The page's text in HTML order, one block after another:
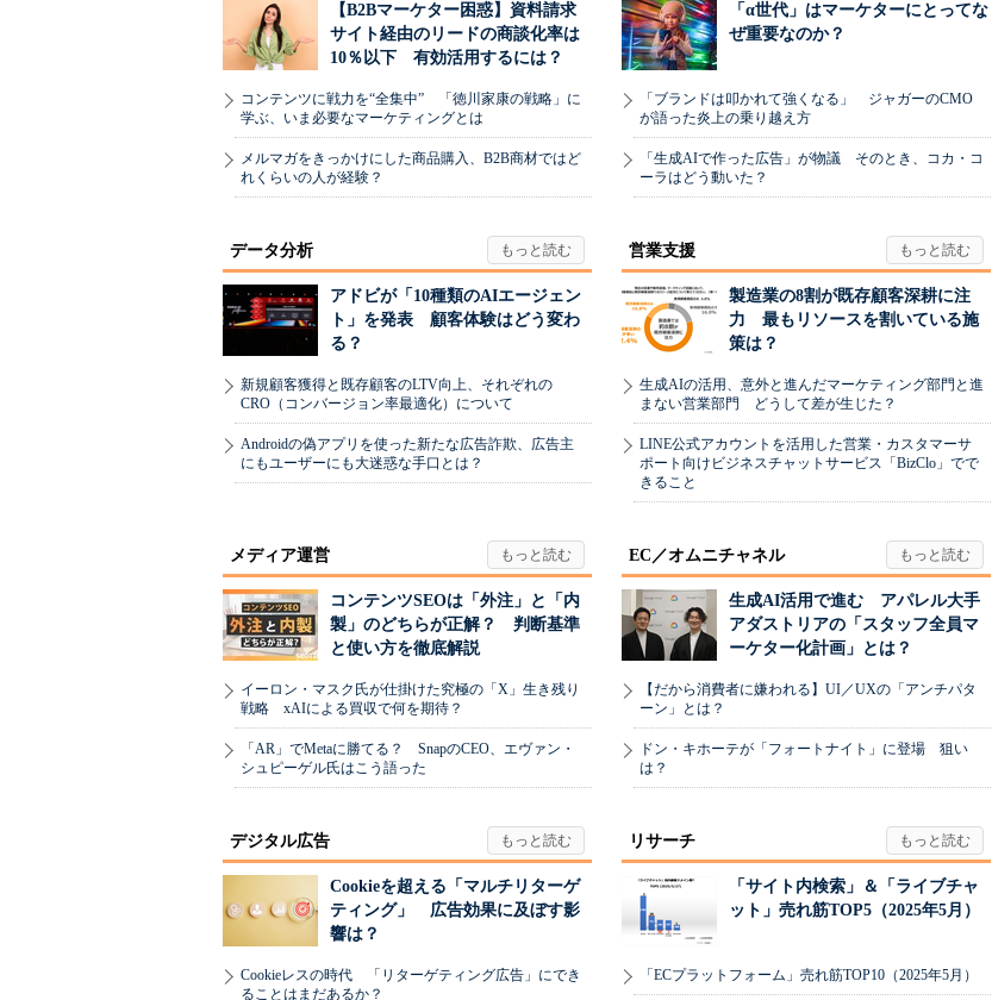
【B2Bマーケター困惑】資料請求
サイト経由のリードの商談化率は
10％以下 有効活用するには？
コンテンツに戦力を“全集中” 「徳川家康の戦略」に
学ぶ、いま必要なマーケティングとは
メルマガをきっかけにした商品購入、B2B商材ではど
れくらいの人が経験？
「α世代」はマーケターにとってな
ぜ重要なのか？
「ブランドは叩かれて強くなる」 ジャガーのCMO
が語った炎上の乗り越え方
「生成AIで作った広告」が物議 そのとき、コカ・コ
ーラはどう動いた？
データ分析
アドビが「10種類のAIエージェン
ト」を発表 顧客体験はどう変わ
る？
新規顧客獲得と既存顧客のLTV向上、それぞれの
CRO（コンバージョン率最適化）について
Androidの偽アプリを使った新たな広告詐欺、広告主
にもユーザーにも大迷惑な手口とは？
営業支援
製造業の8割が既存顧客深耕に注
力 最もリソースを割いている施
策は？
生成AIの活用、意外と進んだマーケティング部門と進
まない営業部門 どうして差が生じた？
LINE公式アカウントを活用した営業・カスタマーサ
ポート向けビジネスチャットサービス「BizClo」でで
きること
メディア運営
コンテンツSEOは「外注」と「内
製」のどちらが正解？ 判断基準
と使い方を徹底解説
イーロン・マスク氏が仕掛けた究極の「X」生き残り
戦略 xAIによる買収で何を期待？
「AR」でMetaに勝てる？ SnapのCEO、エヴァン・
シュピーゲル氏はこう語った
EC／オムニチャネル
生成AI活用で進む アパレル大手
アダストリアの「スタッフ全員マ
ーケター化計画」とは？
【だから消費者に嫌われる】UI／UXの「アンチパタ
ーン」とは？
ドン・キホーテが「フォートナイト」に登場 狙い
は？
デジタル広告
Cookieを超える「マルチリターゲ
ティング」 広告効果に及ぼす影
響は？
Cookieレスの時代 「リターゲティング広告」にでき
ることはまだあるか？
リサーチ
「サイト内検索」＆「ライブチャ
ット」売れ筋TOP5（2025年5月）
「ECプラットフォーム」売れ筋TOP10（2025年5月）